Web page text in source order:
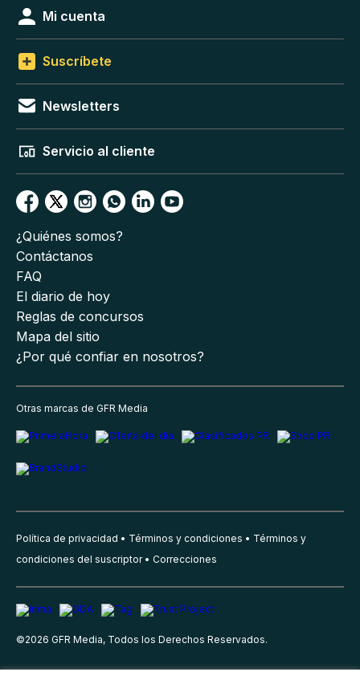
Mi cuenta
Suscríbete
Newsletters
Servicio al cliente
¿Quiénes somos?
Contáctanos
FAQ
El diario de hoy
Reglas de concursos
Mapa del sitio
¿Por qué confiar en nosotros?
Otras marcas de GFR Media
Política de privacidad Términos y condiciones
Términos y
condiciones del suscriptor
Correcciones
©2026 GFR Media, Todos los Derechos Reservados.